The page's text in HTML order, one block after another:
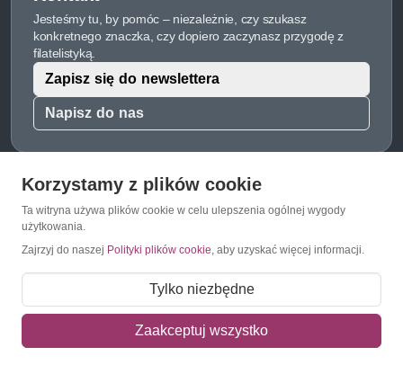
Jesteśmy tu, by pomóc – niezależnie, czy szukasz
konkretnego znaczka, czy dopiero zaczynasz przygodę z
filatelistyką.
Napisz do nas
Zapisz się do newslettera
O Znaczkopol.pl
O nas
Regulamin
Polityka prywatności
Korzystamy z plików cookie
Ta witryna używa plików cookie w celu ulepszenia ogólnej wygody
użytkowania.
Zajrzyj do naszej Polityki plików cookie, aby uzyskać więcej informacji.
Tylko niezbędne
Zaakceptuj wszystko